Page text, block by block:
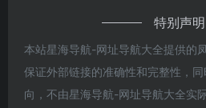
特别声明
本站星海导航-网址导航大全提供的
保证外部链接的准确性和完整性，
向，不由星海导航-网址导航大全实